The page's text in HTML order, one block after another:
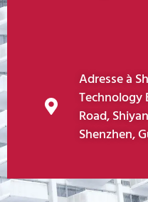
Adresse à
Technology
Road,
Shenzhen,